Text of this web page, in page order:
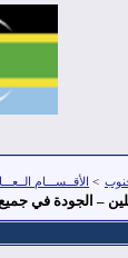
> الأقــســـام
– الجودة في جميع